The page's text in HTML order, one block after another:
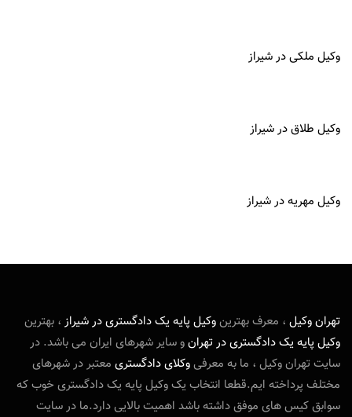
وکیل ملکی در شیراز
وکیل طلاق در شیراز
وکیل مهریه در شیراز
تهران وکیل ، معرف بهترینوکیل پایه یک دادگستری در شیراز ، بهترین
وکیل پایه یک دادگستری در تهرانو سایر شهرهای ایران می باشد. در
سایت تهران وکیل ، ما به معرفیوکلای دادگستری معتبر در شهرهای
مختلف پرداخته ایم.قطعا انتخاب یک وکیل پایه یک دادگستری خوب که
سوابق کیس های موفق داشته باشد اهمیت بالایی دارد.ما در سایت